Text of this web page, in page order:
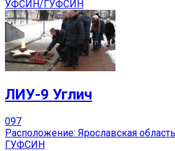
УФСИН/ГУФСИН
ЛИУ-9 Углич
097
Расположение: Ярославская
ГУФСИН